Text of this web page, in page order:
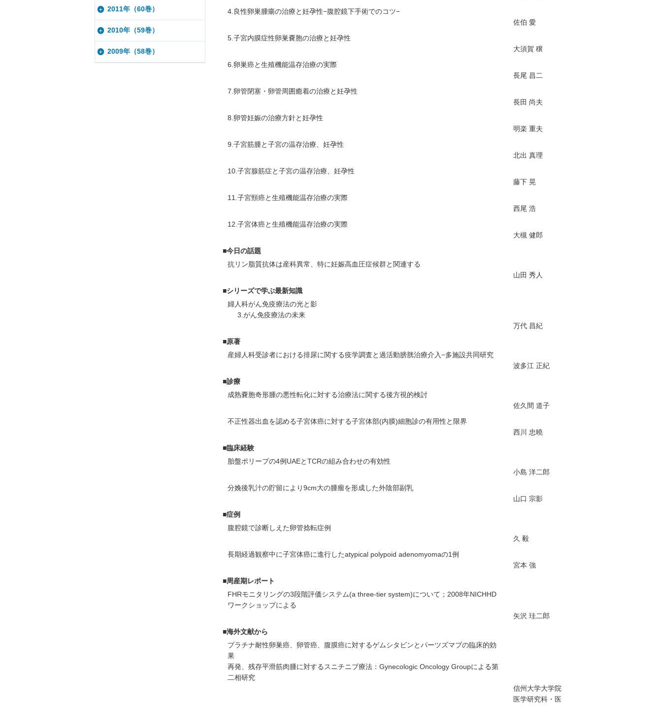
4.良性卵巣腫瘍の治療と妊孕性−腹腔鏡下手術でのコツ−
佐伯 愛
5.子宮内膜症性卵巣嚢胞の治療と妊孕性
大須賀 穣
6.卵巣癌と生殖機能温存治療の実際
長尾 昌二
7.卵管閉塞・卵管周囲癒着の治療と妊孕性
長田 尚夫
8.卵管妊娠の治療方針と妊孕性
明楽 重夫
9.子宮筋腫と子宮の温存治療、妊孕性
北出 真理
10.子宮腺筋症と子宮の温存治療、妊孕性
藤下 晃
11.子宮頸癌と生殖機能温存治療の実際
西尾 浩
12.子宮体癌と生殖機能温存治療の実際
大槻 健郎
■今日の話題
抗リン脂質抗体は産科異常、特に妊娠高血圧症候群と関連する
山田 秀人
■シリーズで学ぶ最新知識
婦人科がん免疫療法の光と影
3.がん免疫療法の未来
万代 昌紀
■原著
産婦人科受診者における排尿に関する疫学調査と過活動膀胱治療介入−多施設共同研究
波多江 正紀
■診療
成熟嚢胞奇形腫の悪性転化に対する治療法に関する後方視的検討
佐久間 道子
不正性器出血を認める子宮体癌に対する子宮体部(内膜)細胞診の有用性と限界
西川 忠曉
■臨床経験
胎盤ポリープの4例UAEとTCRの組み合わせの有効性
小島 洋二郎
分娩後乳汁の貯留により9cm大の腫瘤を形成した外陰部副乳
山口 宗影
■症例
腹腔鏡で診断しえた卵管捻転症例
久 毅
長期経過観察中に子宮体癌に進行したatypical polypoid adenomyomaの1例
宮本 強
■周産期レポート
FHRモニタリングの3段階評価システム(a three-tier system)について；2008年NICHHD
ワークショップによる
矢沢 珪二郎
■海外文献から
プラチナ耐性卵巣癌、卵管癌、腹膜癌に対するゲムシタビンとパーツズマブの臨床的効
果
再発、残存平滑筋肉腫に対するスニチニブ療法：Gynecologic Oncology Groupによる第
二相研究
信州大学大学院
医学研究科・医
2011年（60巻）
2010年（59巻）
2009年（58巻）